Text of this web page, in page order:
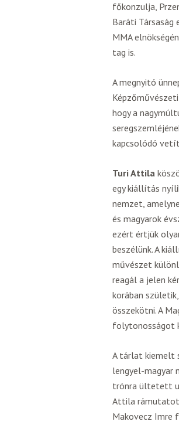
főkonzulja,
Baráti Társaság
MMA
tag is.
A megnyitó
hogy a
kapcsolódó
Turi Attila
egy kiállítás
nemzet,
és magyarok
ezért értjük
beszélünk. A
művészet
reagál a jelen
korában
összekötni. A
folytonosságot
A tárlat kiemelt
lengyel-magyar
trónra ültetett
Attila
Makovecz Imre